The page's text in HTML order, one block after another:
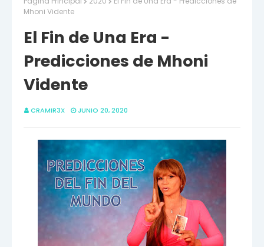
Mhoni Vidente
El Fin de Una Era -
Predicciones de Mhoni
Vidente
CRAMIR3X JUNIO 20, 2020